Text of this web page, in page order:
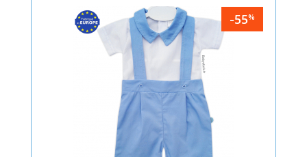
-55%